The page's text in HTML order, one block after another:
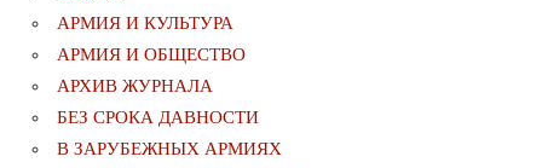
АРМИЯ И КУЛЬТУРА
АРМИЯ И ОБЩЕСТВО
АРХИВ ЖУРНАЛА
БЕЗ СРОКА ДАВНОСТИ
В ЗАРУБЕЖНЫХ АРМИЯХ